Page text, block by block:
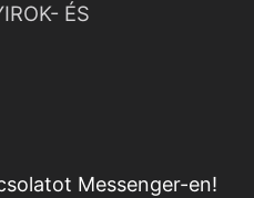
ÉS
Messenger-en!